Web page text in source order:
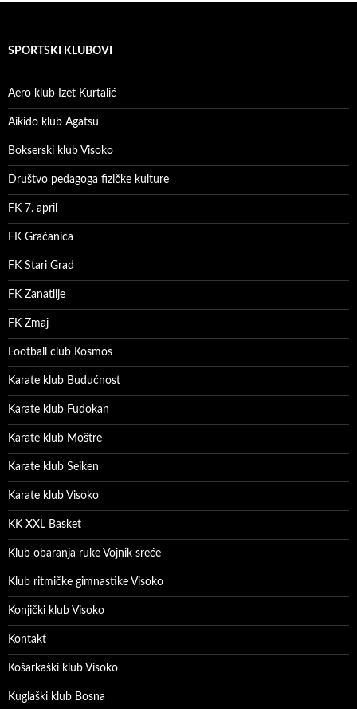
SPORTSKI KLUBOVI
Aero klub Izet Kurtalić
Aikido klub Agatsu
Bokserski klub Visoko
Društvo pedagoga fizičke kulture
FK 7. april
FK Gračanica
FK Stari Grad
FK Zanatlije
FK Zmaj
Football club Kosmos
Karate klub Budućnost
Karate klub Fudokan
Karate klub Moštre
Karate klub Seiken
Karate klub Visoko
KK XXL Basket
Klub obaranja ruke Vojnik sreće
Klub ritmičke gimnastike Visoko
Konjički klub Visoko
Kontakt
Košarkaški klub Visoko
Kuglaški klub Bosna